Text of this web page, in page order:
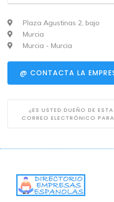
Plaza Agustinas 2, bajo
Murcia
Murcia - Murcia
@ CONTACTA LA
¿ES USTED DUEÑO DE
CORREO ELECTRÓNICO